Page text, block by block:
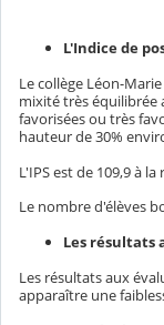
L'Indice de
Le collège Léon-
mixité très équilibrée
favorisées ou très
hauteur de 30%
L'IPS est de 109,9 à
Le nombre d'élèves
Les résultats
Les résultats aux
apparaître une